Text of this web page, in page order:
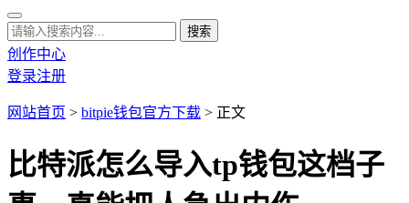
创作中心
登录注册
网站首页 > bitpie钱包官方下载 > 正文
比特派怎么导入tp钱包这档子